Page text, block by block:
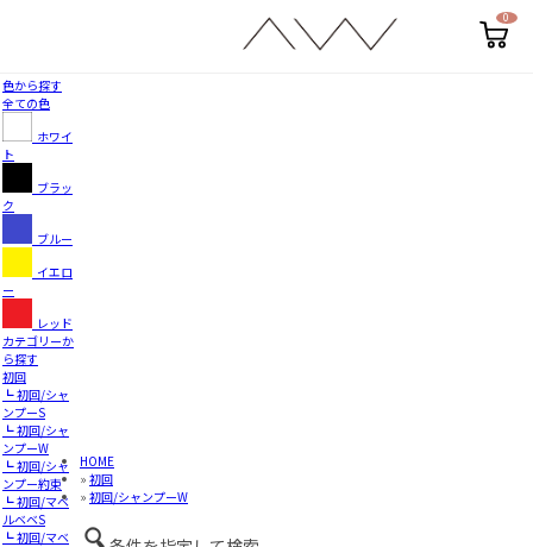
カ
0
色から探す
全ての色
ホワイ
ト
ブラッ
ク
ブルー
イエロ
ー
レッド
カテゴリーか
ら探す
初回
┗ 初回/シャ
ンプーS
┗ 初回/シャ
ンプーW
┗ 初回/シャ
ンプー約束
┗ 初回/マベ
ルベベS
┗ 初回/マベ
HOME
» 初回
» 初回/シャンプーW